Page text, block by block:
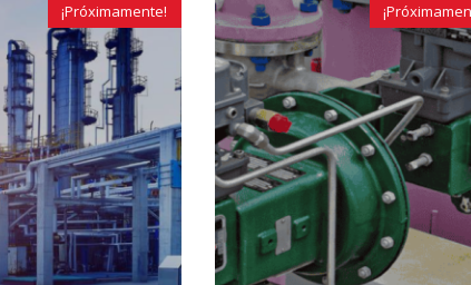
¡Próximamente!